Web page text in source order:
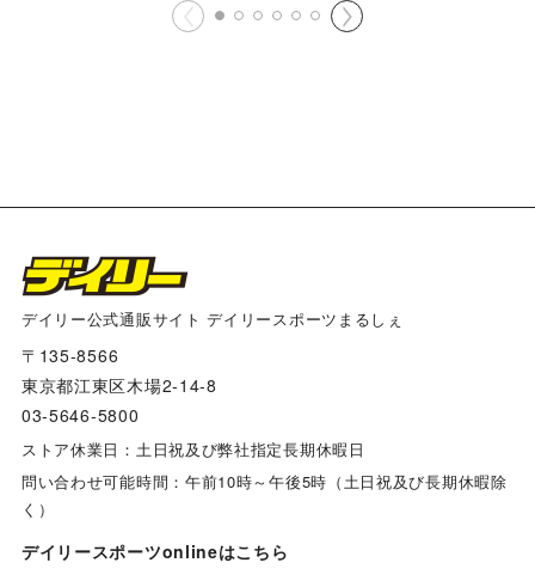
デイリー公式通販サイト デイリースポーツまるしぇ
〒135-8566
東京都江東区木場2-14-8
03-5646-5800
ストア休業日：土日祝及び弊社指定長期休暇日
問い合わせ可能時間：午前10時～午後5時（土日祝及び長期休暇除
く）
デイリースポーツonlineはこちら